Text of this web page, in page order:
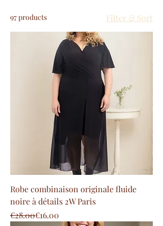
97 products Filter & Sort
Robe combinaison originale fluide
noire à détails 2W Paris
Regular Price
€28.00
Sale Price€16.00